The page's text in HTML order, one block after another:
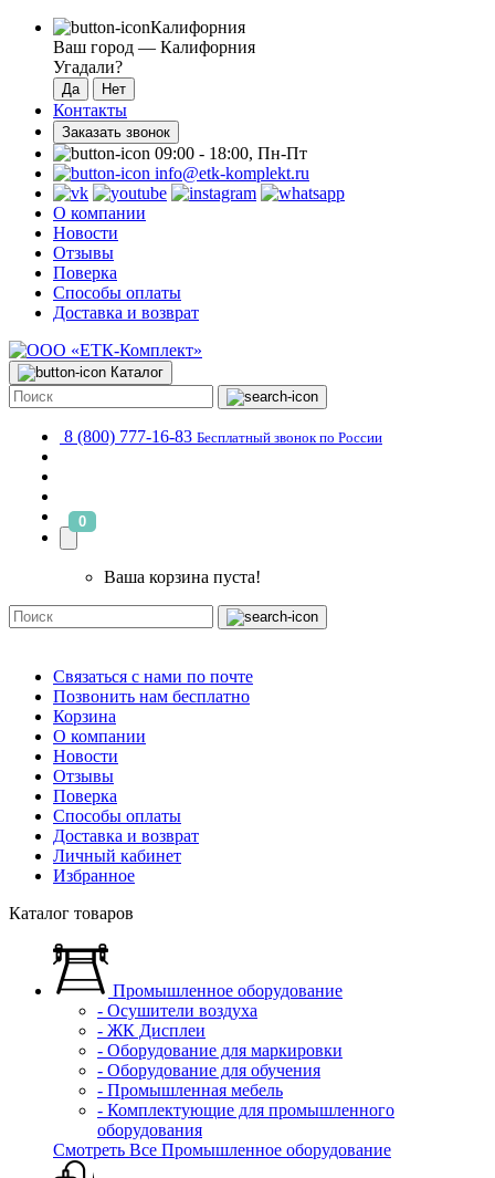
Калифорния
Ваш город — Калифорния
Угадали?
Контакты
Заказать звонок
09:00 - 18:00, Пн-Пт
info@etk-komplekt.ru
О компании
Новости
Отзывы
Поверка
Способы оплаты
Доставка и возврат
Каталог
8 (800) 777-16-83 Бесплатный звонок по России
0
Ваша корзина пуста!
Связаться с нами по почте
Позвонить нам бесплатно
Корзина
О компании
Новости
Отзывы
Поверка
Способы оплаты
Доставка и возврат
Личный кабинет
Избранное
Каталог товаров
Промышленное оборудование
- Осушители воздуха
- ЖК Дисплеи
- Оборудование для маркировки
- Оборудование для обучения
- Промышленная мебель
- Комплектующие для промышленного
оборудования
Смотреть Все Промышленное оборудование